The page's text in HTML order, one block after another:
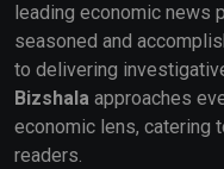
leading economic news
seasoned and
to delivering
Bizshala approaches
economic lens, catering
readers.